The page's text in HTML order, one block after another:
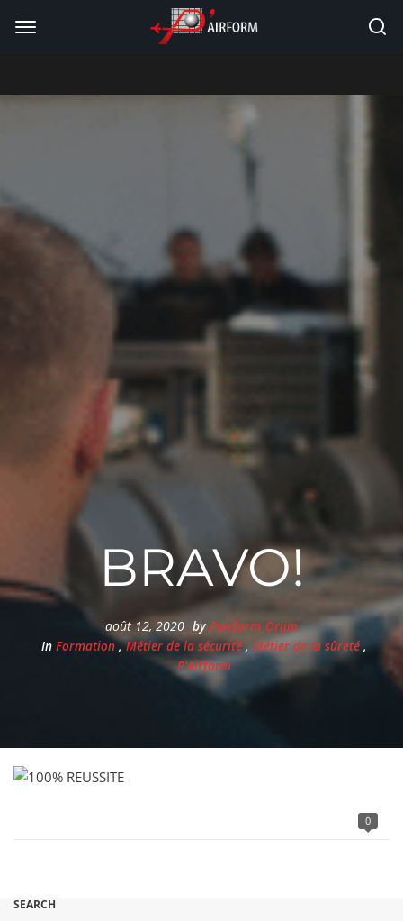
BRAVO!
août 12, 2020 by Pairform_Orijin
In Formation,Métier de la sécurité, Métier de la sûreté,
P'Airform
0
SEARCH